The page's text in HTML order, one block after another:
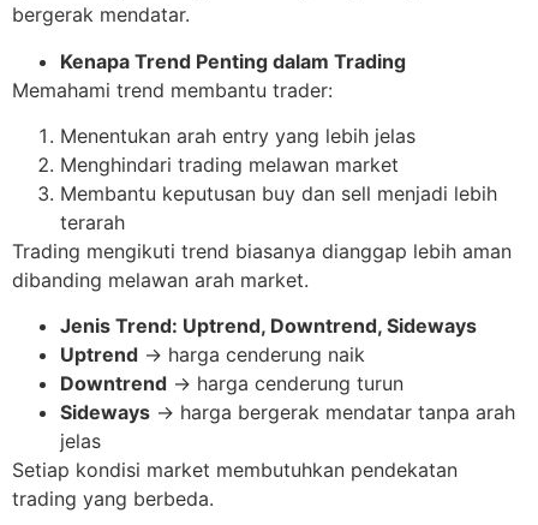
bergerak mendatar.
Kenapa Trend Penting dalam Trading
Memahami trend membantu trader:
Menentukan arah entry yang lebih jelas
Menghindari trading melawan market
Membantu keputusan buy dan sell menjadi lebih
terarah
Trading mengikuti trend biasanya dianggap lebih aman
dibanding melawan arah market.
Jenis Trend: Uptrend, Downtrend, Sideways
Uptrend → harga cenderung naik
Downtrend → harga cenderung turun
Sideways → harga bergerak mendatar tanpa arah
jelas
Setiap kondisi market membutuhkan pendekatan
trading yang berbeda.